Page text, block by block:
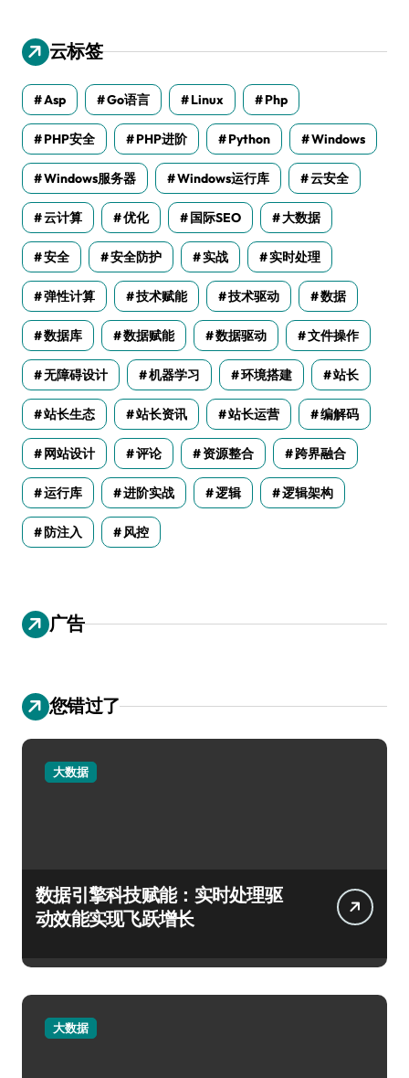
云标签
Asp Go语言 Linux Php
PHP安全 PHP进阶 Python Windows
Windows服务器 Windows运行库 云安全
云计算 优化 国际SEO 大数据
安全 安全防护 实战 实时处理
弹性计算 技术赋能 技术驱动 数据
数据库 数据赋能 数据驱动 文件操作
无障碍设计 机器学习 环境搭建 站长
站长生态 站长资讯 站长运营 编解码
网站设计 评论 资源整合 跨界融合
运行库 进阶实战 逻辑 逻辑架构
防注入 风控
广告
您错过了
大数据
数据引擎科技赋能：实时处理驱
动效能实现飞跃增长
大数据